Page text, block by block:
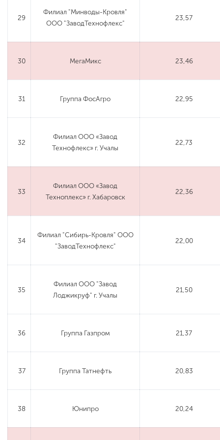
29
Филиал "Минводы-Кровля"
ООО "ЗаводТехнофлекс"
23,57
30 МегаМикс 23,46
31 Группа ФосАгро 22,95
32
Филиал ООО «Завод
Технофлекс» г. Учалы
22,73
33
Филиал ООО «Завод
Техноплекс» г. Хабаровск
22,36
34
Филиал "Сибирь-Кровля" ООО
"ЗаводТехнофлекс"
22,00
35
Филиал ООО "Завод
Лоджикруф" г. Учалы
21,50
36 Группа Газпром 21,37
37 Группа Татнефть 20,83
38 Юнипро 20,24